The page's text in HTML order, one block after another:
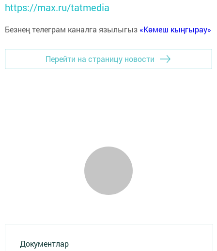
https://max.ru/tatmedia
Безнең телеграм каналга язылыгыз «Көмеш кыңгырау»
Перейти на страницу новости
Документлар